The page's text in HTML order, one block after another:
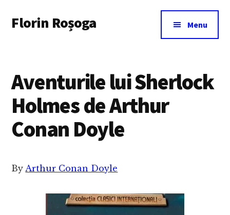
main
menu
Florin Roșoga Menu
Aventurile lui Sherlock
Holmes de Arthur
Conan Doyle
ByArthur Conan Doyle